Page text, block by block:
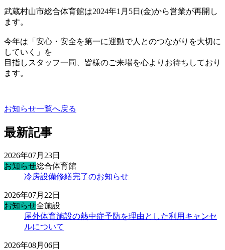
武蔵村山市総合体育館は2024年1月5日(金)から営業が再開し
ます。
今年は「安心・安全を第一に運動で人とのつながりを大切に
していく」を
目指しスタッフ一同、皆様のご来場を心よりお待ちしており
ます。
お知らせ一覧へ戻る
最新記事
2026年07月23日
お知らせ総合体育館
冷房設備修繕完了のお知らせ
2026年07月22日
お知らせ全施設
屋外体育施設の熱中症予防を理由とした利用キャンセ
ルについて
2026年08月06日